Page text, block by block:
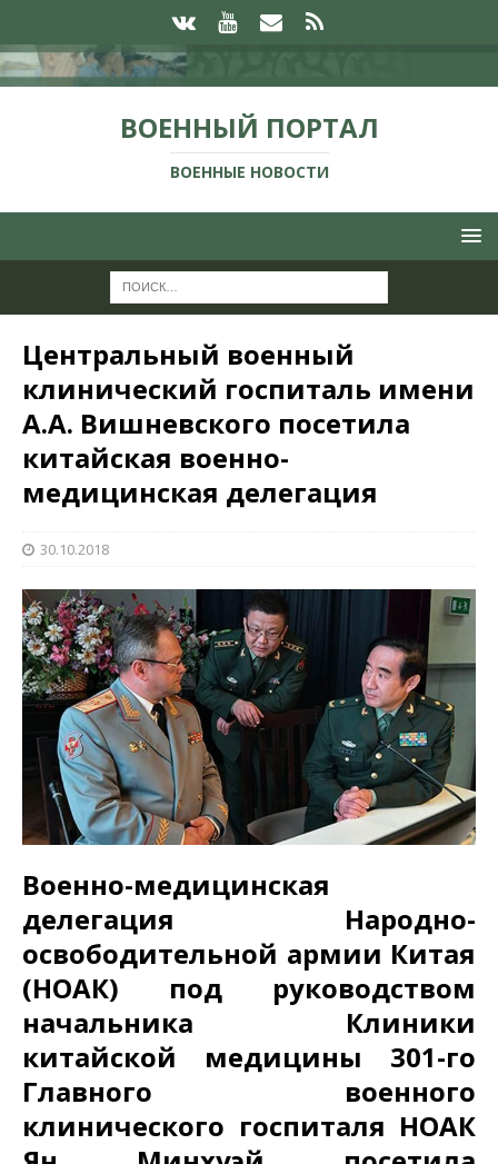
ВОЕННЫЙ ПОРТАЛ
ВОЕННЫЕ НОВОСТИ
Центральный военный
клинический госпиталь имени
А.А. Вишневского посетила
китайская военно-
медицинская делегация
30.10.2018
Военно-медицинская
делегация Народно-
освободительной армии Китая
(НОАК) под руководством
начальника Клиники
китайской медицины 301-го
Главного военного
клинического госпиталя НОАК